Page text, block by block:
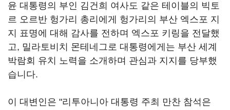
윤 대통령의 부인 김건희 여사도 같은 테이블의 빅토
르 오르반 헝가리 총리에게 헝가리의 부산 엑스포 지
지 표명에 대해 감사를 전하며 엑스포 키링을 전달했
고, 밀라토비치 몬테네그로 대통령에게는 부산 세계
박람회 유치 노력을 소개하며 관심과 지지를 당부했
습니다.
이 대변인은 "리투아니아 대통령 주최 만찬 참석은